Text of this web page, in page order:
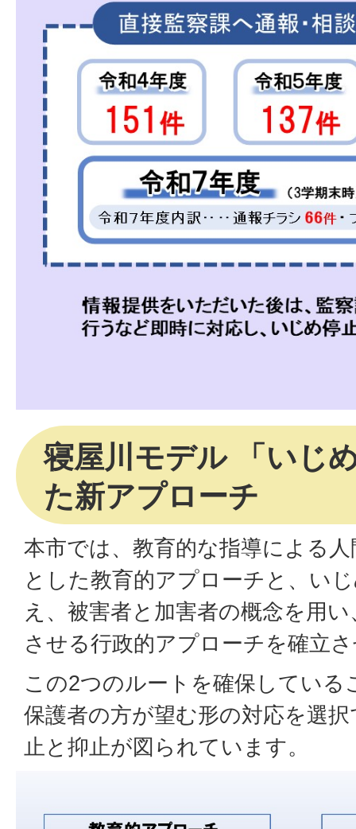
寝屋川モデル 「いじ
た新アプローチ
本市では、教育的な指導による
とした教育的アプローチと、い
え、被害者と加害者の概念を用
させる行政的アプローチを確立
この2つのルートを確保している
保護者の方が望む形の対応を選
止と抑止が図られています。